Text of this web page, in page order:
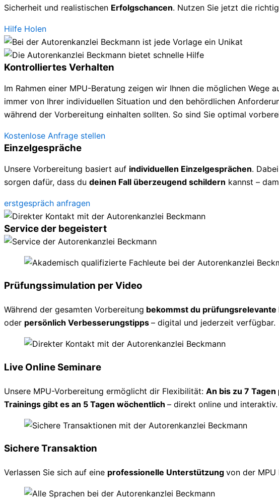
Sicherheit und realistischen Erfolgschancen. Nutzen Sie jetzt die
Hilfe Holen
Kontrolliertes Verhalten
Im Rahmen einer MPU-Beratung zeigen wir Ihnen die möglichen
immer von Ihrer individuellen Situation und den behördlichen
während der Vorbereitung einhalten sollten. So sind Sie optimal
Kostenlose Anfrage stellen
Einzelgespräche
Unsere Vorbereitung basiert auf individuellen Einzelgesprächen.
sorgen dafür, dass du deinen Fall überzeugend schildern kannst –
erstgespräch anfragen
Service der begeistert
Prüfungssimulation per Video
Während der gesamten Vorbereitung bekommst du prüfungsrelevante
oder persönlich Verbesserungstipps – digital und jederzeit verfügbar.
Live Online Seminare
Unsere MPU-Vorbereitung ermöglicht dir Flexibilität: An bis zu 7
Trainings gibt es an 5 Tagen wöchentlich – direkt online und interaktiv.
Sichere Transaktion
Verlassen Sie sich auf eine professionelle Unterstützung von der MPU